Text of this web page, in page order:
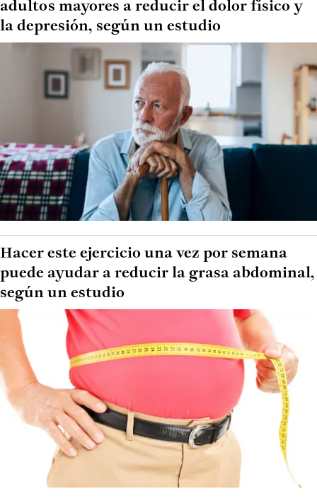
adultos mayores a reducir el dolor físico y
la depresión, según un estudio
Hacer este ejercicio una vez por semana
puede ayudar a reducir la grasa abdominal,
según un estudio